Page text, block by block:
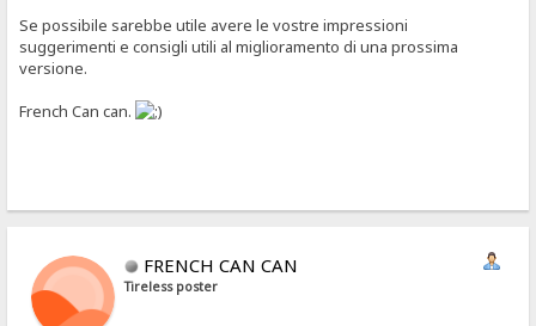
Se possibile sarebbe utile avere le vostre impressioni
suggerimenti e consigli utili al miglioramento di una prossima
versione.
French Can can.
FRENCH CAN CAN
Tireless poster